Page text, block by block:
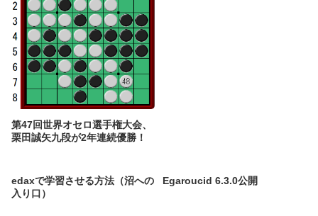
第47回世界オセロ選手権大会、
栗田誠矢九段が2年連続優勝！
edaxで学習させる方法（沼への
入り口）
Egaroucid 6.3.0公開